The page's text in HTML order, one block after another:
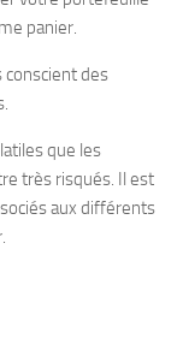
panier.
conscient des
que les
très risqués. Il est
aux différents